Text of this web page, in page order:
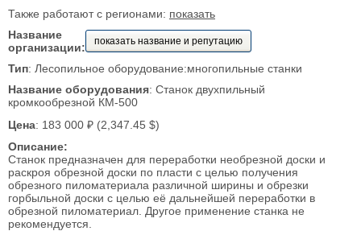
Также работают с регионами: показать
Название
организации:
показать название и репутацию
Тип: Лесопильное оборудование:многопильные станки
Название оборудования: Станок двухпильный
кромкообрезной КМ-500
Цена: 183 000 ₽ (2,347.45 $)
Описание:
Станок предназначен для переработки необрезной доски и
раскроя обрезной доски по пласти с целью получения
обрезного пиломатериала различной ширины и обрезки
горбыльной доски с целью её дальнейшей переработки в
обрезной пиломатериал. Другое применение станка не
рекомендуется.